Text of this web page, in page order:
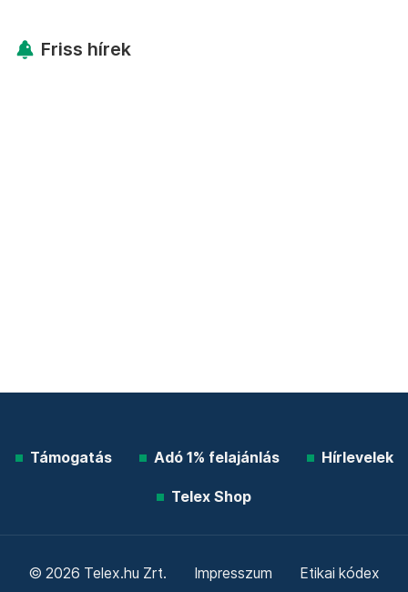
Friss hírek
Támogatás Adó 1% felajánlás Hírlevelek
Telex Shop
© 2026 Telex.hu Zrt. Impresszum Etikai kódex